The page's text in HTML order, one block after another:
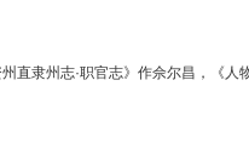
直隶州志·职官志》作佘尔昌，《人